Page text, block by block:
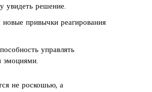
увидеть решение.
привычки реагирования
управлять
эмоциями.
не роскошью, а